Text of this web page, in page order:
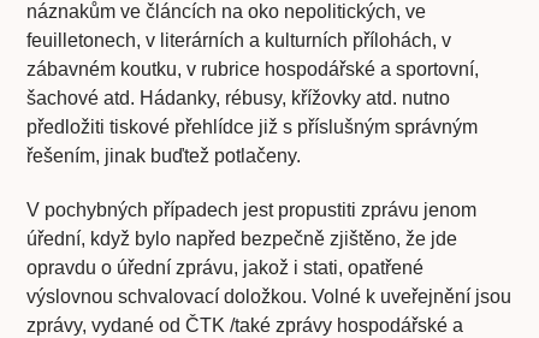
náznakům ve článcích na oko nepolitických, ve
feuilletonech, v literárních a kulturních přílohách, v
zábavném koutku, v rubrice hospodářské a sportovní,
šachové atd. Hádanky, rébusy, křížovky atd. nutno
předložiti tiskové přehlídce již s příslušným správným
řešením, jinak buďtež potlačeny.
V pochybných případech jest propustiti zprávu jenom
úřední, když bylo napřed bezpečně zjištěno, že jde
opravdu o úřední zprávu, jakož i stati, opatřené
výslovnou schvalovací doložkou. Volné k uveřejnění jsou
zprávy, vydané od ČTK /také zprávy hospodářské a